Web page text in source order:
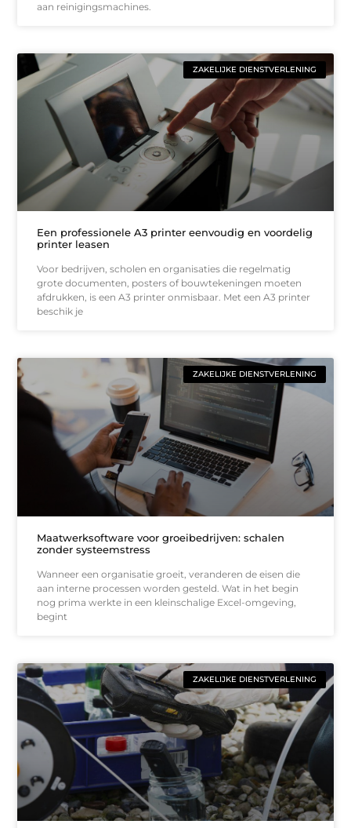
aan reinigingsmachines.
ZAKELIJKE DIENSTVERLENING
Een professionele A3 printer eenvoudig en voordelig
printer leasen
Voor bedrijven, scholen en organisaties die regelmatig
grote documenten, posters of bouwtekeningen moeten
afdrukken, is een A3 printer onmisbaar. Met een A3 printer
beschik je
ZAKELIJKE DIENSTVERLENING
Maatwerksoftware voor groeibedrijven: schalen
zonder systeemstress
Wanneer een organisatie groeit, veranderen de eisen die
aan interne processen worden gesteld. Wat in het begin
nog prima werkte in een kleinschalige Excel-omgeving,
begint
ZAKELIJKE DIENSTVERLENING